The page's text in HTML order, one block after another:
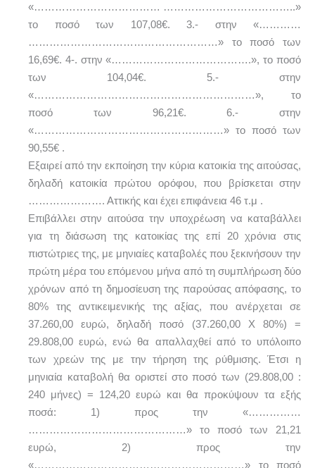
«……………………………… ………………………………..»
το ποσό των 107,08€. 3.- στην «…………
………………………………………………» το ποσό των
16,69€. 4-. στην «………………………………….», το ποσό
των 104,04€. 5.- στην
«………………………………………………………», το
ποσό των 96,21€. 6.- στην
«………………………………………………» το ποσό των
90,55€ .
Εξαιρεί από την εκποίηση την κύρια κατοικία της αιτούσας,
δηλαδή κατοικία πρώτου ορόφου, που βρίσκεται στην
…………………. Αττικής και έχει επιφάνεια 46 τ.μ .
Επιβάλλει στην αιτούσα την υποχρέωση να καταβάλλει
για τη διάσωση της κατοικίας της επί 20 χρόνια στις
πιστώτριες της, με μηνιαίες καταβολές που ξεκινήσουν την
πρώτη μέρα του επόμενου μήνα από τη συμπλήρωση δύο
χρόνων από τη δημοσίευση της παρούσας απόφασης, το
80% της αντικειμενικής της αξίας, που ανέρχεται σε
37.260,00 ευρώ, δηλαδή ποσό (37.260,00 Χ 80%) =
29.808,00 ευρώ, ενώ θα απαλλαχθεί από το υπόλοιπο
των χρεών της με την τήρηση της ρύθμισης. Έτσι η
μηνιαία καταβολή θα οριστεί στο ποσό των (29.808,00 :
240 μήνες) = 124,20 ευρώ και θα προκύψουν τα εξής
ποσά: 1) προς την «……………
………………………………………» το ποσό των 21,21
ευρώ, 2) προς την
«……………………………………………………» το ποσό